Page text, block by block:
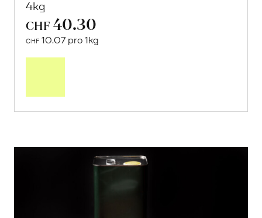
4kg
CHF 40.30
CHF 10.07 pro 1kg
Post
erfahren